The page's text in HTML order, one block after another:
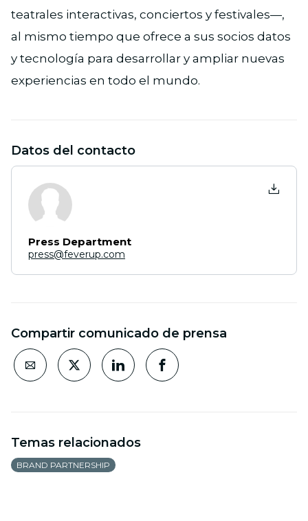
teatrales interactivas, conciertos y festivales—,
al mismo tiempo que ofrece a sus socios datos
y tecnología para desarrollar y ampliar nuevas
experiencias en todo el mundo.
Datos del contacto
Press Department
press@feverup.com
Compartir comunicado de prensa
Temas relacionados
BRAND PARTNERSHIP